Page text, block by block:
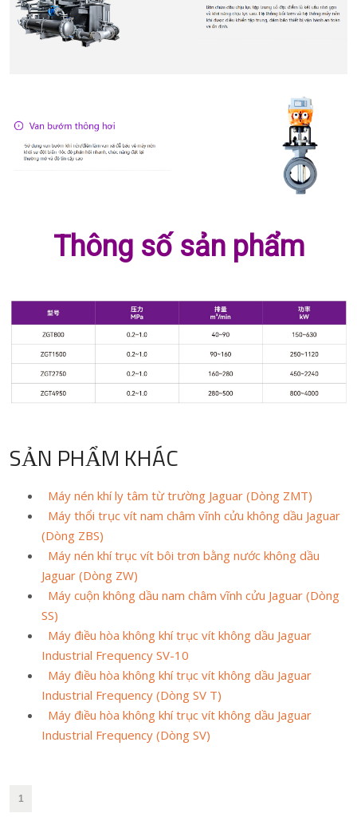
Thông số sản phẩm
SẢN PHẨM KHÁC
Máy nén khí ly tâm từ trường Jaguar (Dòng ZMT)
Máy thổi trục vít nam châm vĩnh cửu không dầu Jaguar
(Dòng ZBS)
Máy nén khí trục vít bôi trơn bằng nước không dầu
Jaguar (Dòng ZW)
Máy cuộn không dầu nam châm vĩnh cửu Jaguar (Dòng
SS)
Máy điều hòa không khí trục vít không dầu Jaguar
Industrial Frequency SV-10
Máy điều hòa không khí trục vít không dầu Jaguar
Industrial Frequency (Dòng SV T)
Máy điều hòa không khí trục vít không dầu Jaguar
Industrial Frequency (Dòng SV)
1